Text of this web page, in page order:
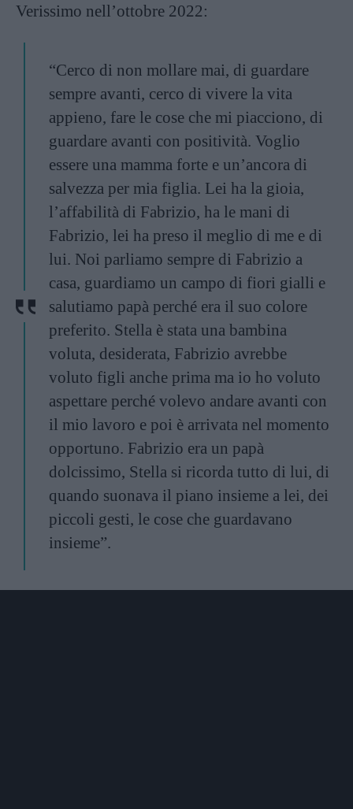
Verissimo nell’ottobre 2022:
“Cerco di non mollare mai, di guardare
sempre avanti, cerco di vivere la vita
appieno, fare le cose che mi piacciono, di
guardare avanti con positività. Voglio
essere una mamma forte e un’ancora di
salvezza per mia figlia. Lei ha la gioia,
l’affabilità di Fabrizio, ha le mani di
Fabrizio, lei ha preso il meglio di me e di
lui. Noi parliamo sempre di Fabrizio a
casa, guardiamo un campo di fiori gialli e
salutiamo papà perché era il suo colore
preferito. Stella è stata una bambina
voluta, desiderata, Fabrizio avrebbe
voluto figli anche prima ma io ho voluto
aspettare perché volevo andare avanti con
il mio lavoro e poi è arrivata nel momento
opportuno. Fabrizio era un papà
dolcissimo, Stella si ricorda tutto di lui, di
quando suonava il piano insieme a lei, dei
piccoli gesti, le cose che guardavano
insieme”.